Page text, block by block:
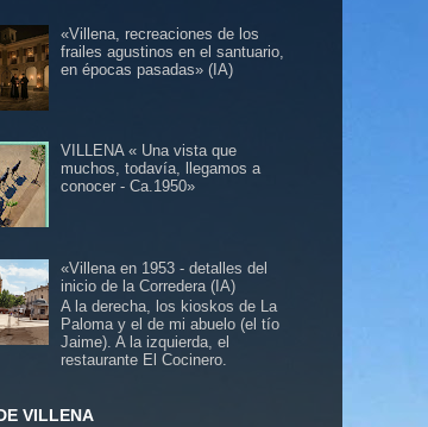
«Villena, recreaciones de los
frailes agustinos en el santuario,
en épocas pasadas» (IA)
VILLENA « Una vista que
muchos, todavía, llegamos a
conocer - Ca.1950»
«Villena en 1953 - detalles del
inicio de la Corredera (IA)
A la derecha, los kioskos de La
Paloma y el de mi abuelo (el tío
Jaime). A la izquierda, el
restaurante El Cocinero.
VILLENA